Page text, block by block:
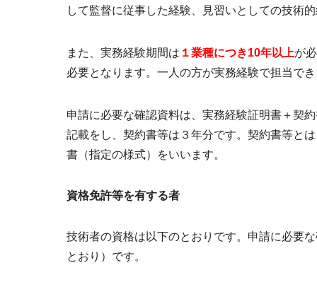
して監督に従事した経験、見習いとしての技術
また、実務経験期間は １業種につき10年以上が
必要となります。一人の方が実務経験で担当で
申請に必要な確認資料は、実務経験証明書＋契
記載をし、契約書等は３年分です。契約書等と
書（指定の様式）をいいます。
資格免許等を有する者
技術者の資格は以下のとおりです。申請に必要
とおり）です。